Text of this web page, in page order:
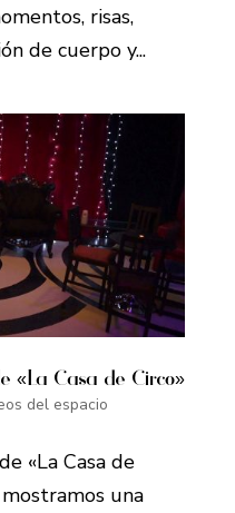
risas,
de cuerpo y...
«La Casa de Circo»
del espacio
«La Casa de
una